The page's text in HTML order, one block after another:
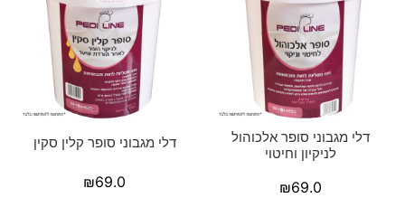
דלי מגבוני סופר אלכוהול
לניקיון וחיטוי
₪69.0
דלי מגבוני סופר קלין סקין
₪69.0